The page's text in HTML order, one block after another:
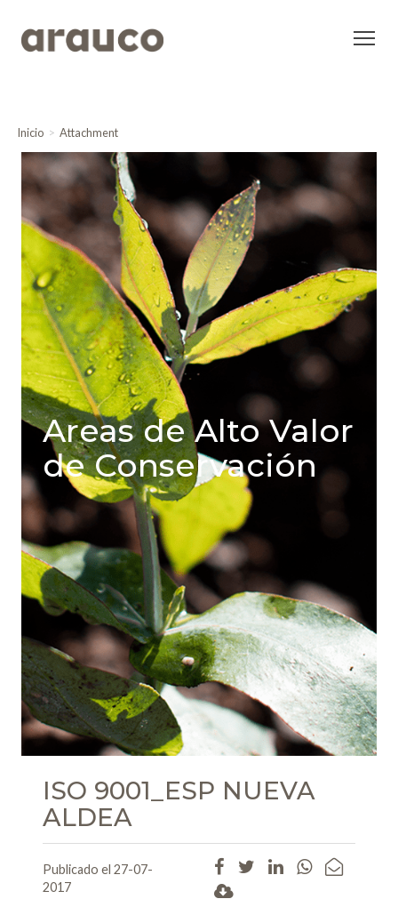
Inicio Attachment
Areas de Alto Valor
de Conservación
ISO 9001_ESP NUEVA
ALDEA
Publicado el 27-07-
2017